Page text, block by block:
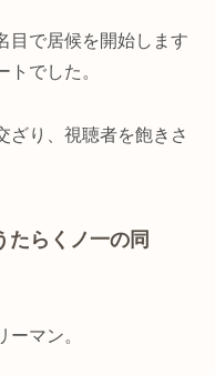
目で居候を開始します
でした。
ざり、視聴者を飽きさ
たらくノ一の同
マン。